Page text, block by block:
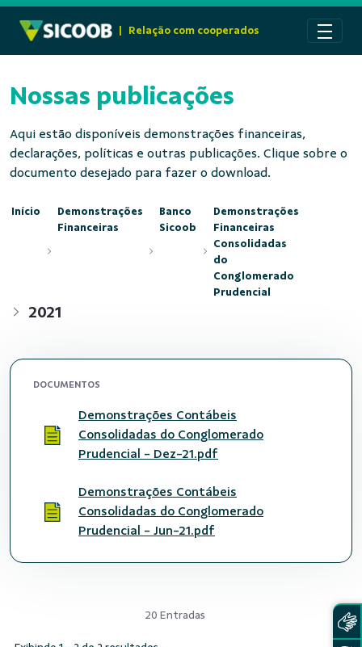
Relação com cooperados
Nossas publicações
Aqui estão disponíveis demonstrações financeiras,
declarações, políticas e outras publicações. Clique sobre o
documento desejado para fazer o download.
Início
Demonstrações
Financeiras
Banco
Sicoob
Demonstrações
Financeiras
Consolidadas
do
Conglomerado
Prudencial
2021
DOCUMENTOS
Demonstrações Contábeis
Consolidadas do Conglomerado
Prudencial - Dez-21.pdf
Demonstrações Contábeis
Consolidadas do Conglomerado
Prudencial - Jun-21.pdf
20 Entradas